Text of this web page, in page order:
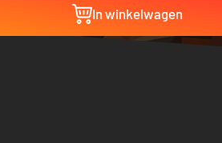
In winkelwagen